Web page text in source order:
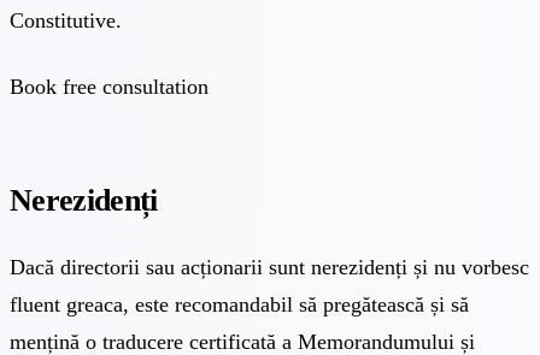
Constitutive.
Book free consultation
Nerezidenți
Dacă directorii sau acționarii sunt nerezidenți și nu vorbesc
fluent greaca, este recomandabil să pregătească și să
mențină o traducere certificată a Memorandumului și